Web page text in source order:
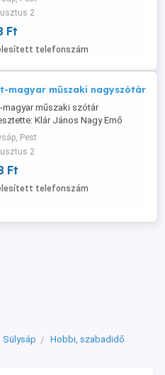
kartonkötés - 671 oldal Méret: 15
20-213-7510
2
Ft
telefonszám
magyar műszaki nagyszótár
magyar műszaki szótár
Klár János Nagy Ernő
Kiadó Budapest 1985 - Hatodik
Kiadó és Nyomda Kft.
05 3632 3 Egészvászon kötés -
Méret: 17 x 24 cm 20-213-7510
Pest
2
Ft
telefonszám
Sülysáp
Hobbi, szabadidő